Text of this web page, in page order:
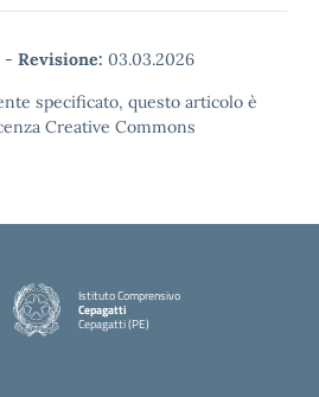
- Revisione: 03.03.2026
specificato, questo articolo è
Creative Commons
Istituto Comprensivo
Cepagatti
Cepagatti (PE)
— Visita la pagina iniziale della scuola